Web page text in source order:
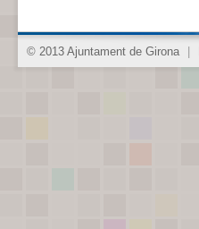
© 2013 Ajuntament de Girona